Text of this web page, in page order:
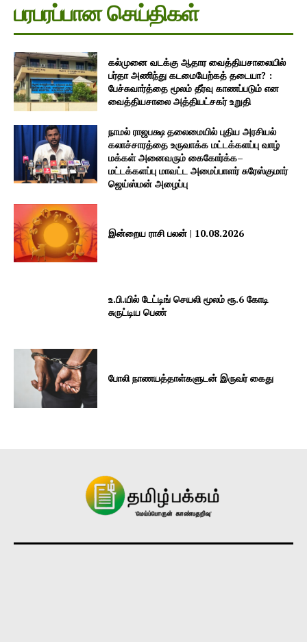
பரபரப்பான செய்திகள்
கல்முனை வடக்கு ஆதார வைத்தியசாலையில்
பர்தா அணிந்து கடமையேற்கத் தடையா? :
பேச்சுவார்த்தை மூலம் தீர்வு காணப்படும் என
வைத்தியசாலை அத்தியட்சகர் உறுதி
நாமல் ராஜபக்ஷ தலைமையில் புதிய அரசியல்
கலாச்சாரத்தை உருவாக்க மட்டக்களப்பு வாழ்
மக்கள் அனைவரும் கைகோர்க்க–
மட்டக்களப்பு மாவட்ட அமைப்பாளர் சுரேஸ்குமார்
ஜெய்ஸ்மன் அழைப்பு
இன்றைய ராசி பலன் | 10.08.2026
உ.பி.யில் டேட்டிங் செயலி மூலம் ரூ.6 கோடி
சுருட்டிய பெண்
போலி நாணயத்தாள்களுடன் இருவர் கைது